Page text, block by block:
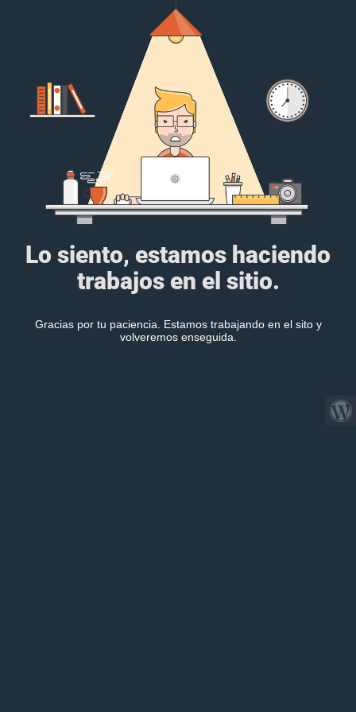
Lo siento, estamos haciendo
trabajos en el sitio.
Gracias por tu paciencia. Estamos trabajando en el sito y
volveremos enseguida.